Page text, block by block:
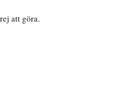
att göra.